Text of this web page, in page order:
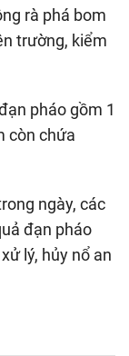
rà phá bom
trường, kiểm
pháo gồm 1
còn chứa
ngày, các
đạn pháo
lý, hủy nổ an